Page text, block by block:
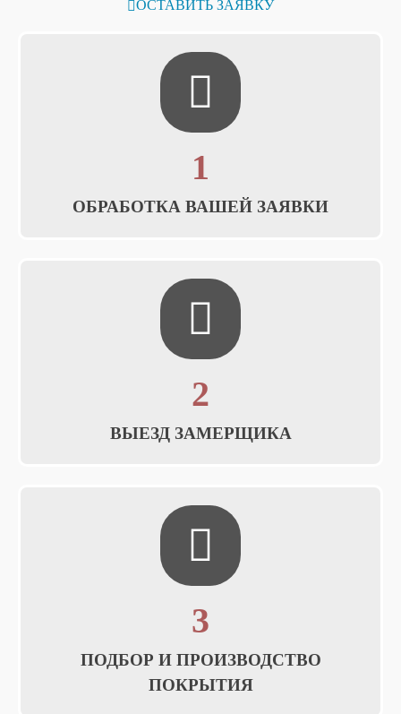
ОСТАВИТЬ ЗАЯВКУ
1
ОБРАБОТКА ВАШЕЙ ЗАЯВКИ
2
ВЫЕЗД ЗАМЕРЩИКА
3
ПОДБОР И ПРОИЗВОДСТВО
ПОКРЫТИЯ